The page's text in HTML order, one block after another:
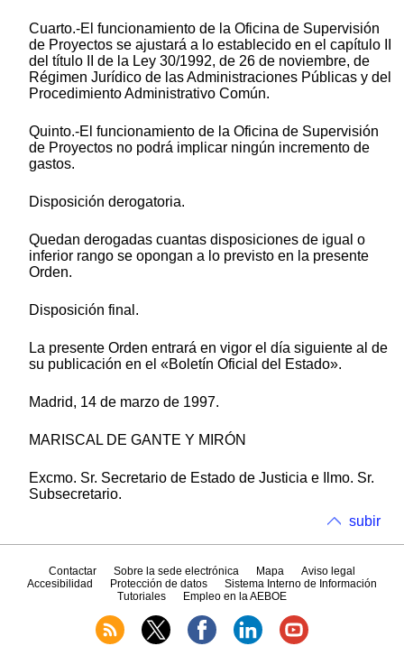
Cuarto.-El funcionamiento de la Oficina de Supervisión
de Proyectos se ajustará a lo establecido en el capítulo II
del título II de la Ley 30/1992, de 26 de noviembre, de
Régimen Jurídico de las Administraciones Públicas y del
Procedimiento Administrativo Común.
Quinto.-El funcionamiento de la Oficina de Supervisión
de Proyectos no podrá implicar ningún incremento de
gastos.
Disposición derogatoria.
Quedan derogadas cuantas disposiciones de igual o
inferior rango se opongan a lo previsto en la presente
Orden.
Disposición final.
La presente Orden entrará en vigor el día siguiente al de
su publicación en el «Boletín Oficial del Estado».
Madrid, 14 de marzo de 1997.
MARISCAL DE GANTE Y MIRÓN
Excmo. Sr. Secretario de Estado de Justicia e Ilmo. Sr.
Subsecretario.
subir
Contactar Sobre la sede electrónica Mapa
Aviso legal
Accesibilidad
Protección de datos
Sistema Interno de Información
Tutoriales
Empleo en la AEBOE